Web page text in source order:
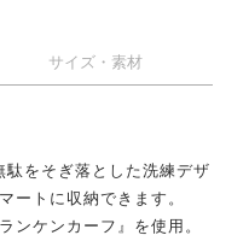
サイズ・素材
をそぎ落とした洗練デザ
ートに収納できます。
ンケンカーフ』を使用。